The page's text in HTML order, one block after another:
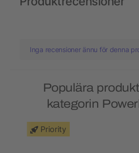
Inga recensioner ännu för denna
Populära
kategorin
Priority